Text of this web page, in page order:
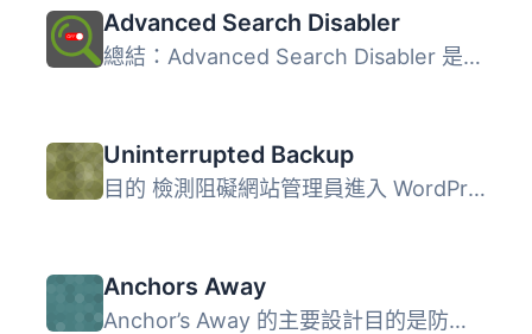
Advanced Search Disabler
總結：Advanced Search Disabler 是一個 WordPress 外掛，允...
Uninterrupted Backup
目的 檢測阻礙網站管理員進入 WordPress 管理員介面並停用導...
Anchors Away
Anchor’s Away 的主要設計目的是防止使用者離開活動頁...